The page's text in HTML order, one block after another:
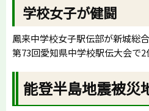
学校女子が健闘
鳳来中学校女子駅伝部が新城総
第73回愛知県中学校駅伝大会で2
能登半島地震被災